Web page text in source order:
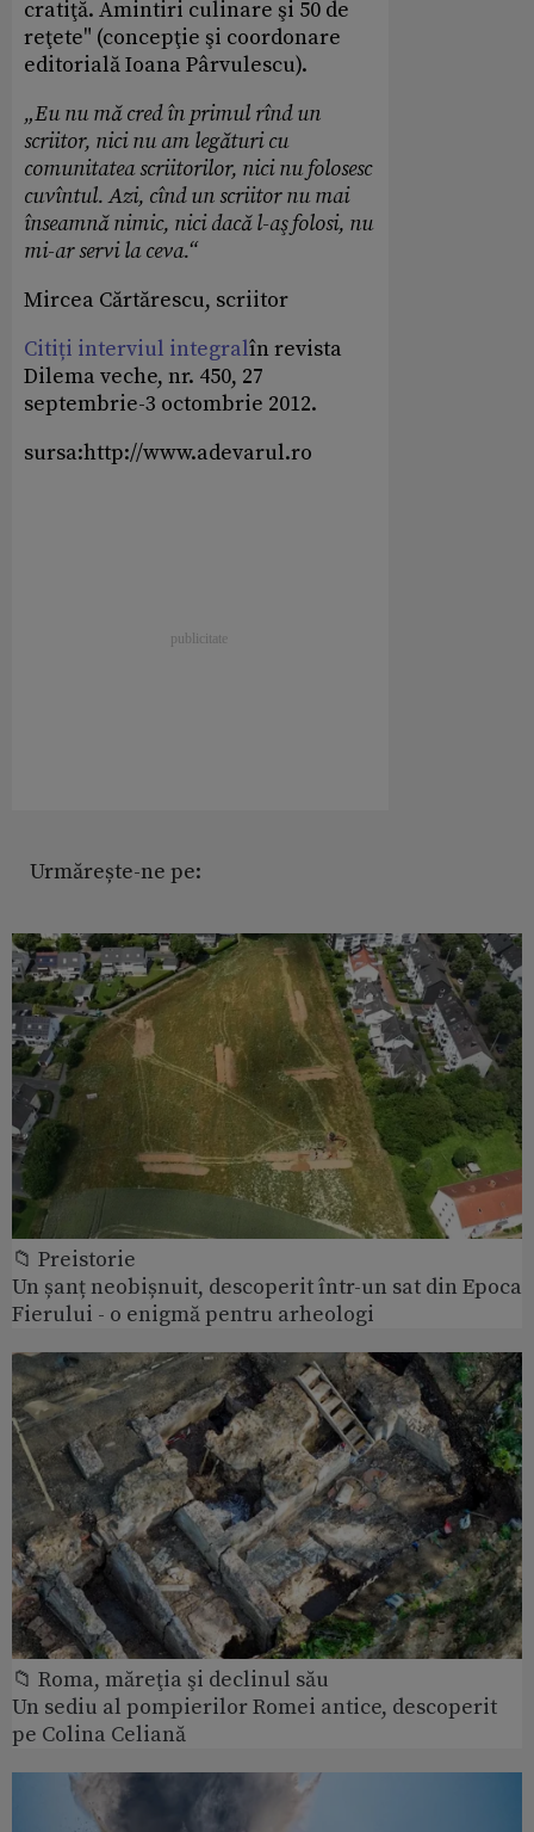
cratiţă. Amintiri culinare şi 50 de
reţete" (concepţie şi coordonare
editorială Ioana Pârvulescu).
„Eu nu mă cred în primul rînd un
scriitor, nici nu am legături cu
comunitatea scriitorilor, nici nu folosesc
cuvîntul. Azi, cînd un scriitor nu mai
înseamnă nimic, nici dacă l-aş folosi, nu
mi-ar servi la ceva.“
Mircea Cărtărescu, scriitor
Citiți interviul integralîn revista
Dilema veche, nr. 450, 27
septembrie-3 octombrie 2012.
sursa:http://www.adevarul.ro
Urmărește-ne pe:
📁 Preistorie
Un șanț neobișnuit, descoperit într-un sat din Epoca
Fierului - o enigmă pentru arheologi
📁 Roma, măreţia şi declinul său
Un sediu al pompierilor Romei antice, descoperit
pe Colina Celiană